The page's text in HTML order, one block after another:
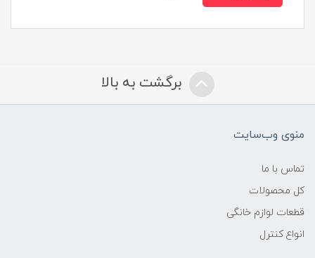
برگشت به بالا
منوی وب‌سایت
تماس با ما
کل محصولات
قطعات لوازم خانگی
انواع کنترل